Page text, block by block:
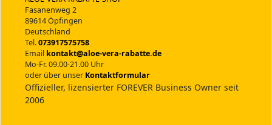
Fasanenweg 2
89614 Öpfingen
Deutschland
Tel.073917575758
Email kontakt@aloe-vera-rabatte.de
Mo-Fr. 09.00-21.00 Uhr
oder über unser Kontaktformular
Offizieller, lizensierter FOREVER Business Owner seit
2006